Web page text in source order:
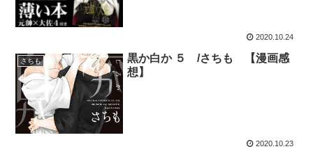
2020.10.24
さちも
黒か白か ５ /さちも 【漫画感
想】
2020.10.23